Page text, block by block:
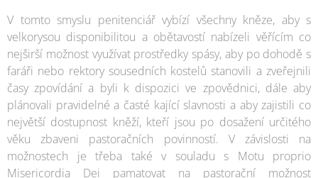
V tomto smyslu penitenciář vybízí všechny kněze, aby s
velkorysou disponibilitou a obětavostí nabízeli věřícím co
nejširší možnost využívat prostředky spásy, aby po dohodě s
faráři nebo rektory sousedních kostelů stanovili a zveřejnili
časy zpovídání a byli k dispozici ve zpovědnici, dále aby
plánovali pravidelné a časté kající slavnosti a aby zajistili co
největší dostupnost kněží, kteří jsou po dosažení určitého
věku zbaveni pastoračních povinností. V závislosti na
možnostech je třeba také v souladu s Motu proprio
Misericordia Dei pamatovat na pastorační možnost